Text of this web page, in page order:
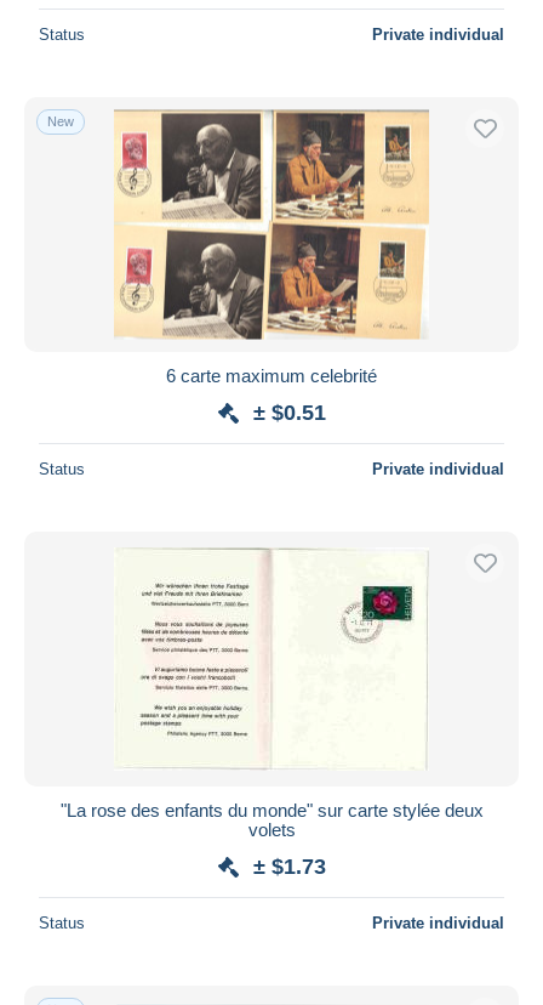
Status Private individual
New
6 carte maximum celebrité
± $0.51
Status Private individual
"La rose des enfants du monde" sur carte stylée deux
volets
± $1.73
Status Private individual